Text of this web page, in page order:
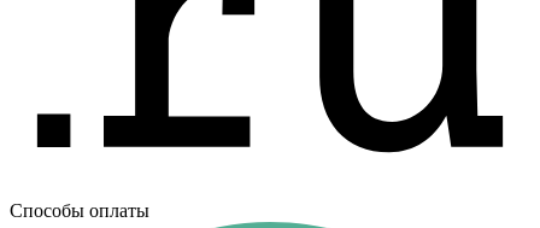
Способы оплаты